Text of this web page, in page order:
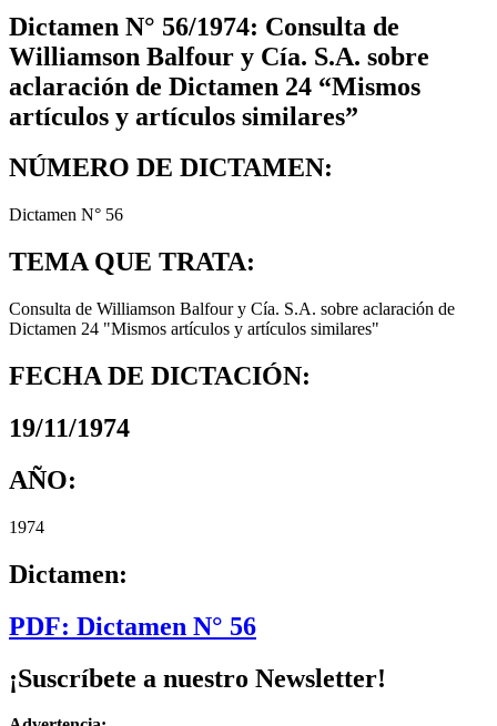
Dictamen N° 56/1974: Consulta de
Williamson Balfour y Cía. S.A. sobre
aclaración de Dictamen 24 “Mismos
artículos y artículos similares”
NÚMERO DE DICTAMEN:
Dictamen N° 56
TEMA QUE TRATA:
Consulta de Williamson Balfour y Cía. S.A. sobre aclaración de
Dictamen 24 "Mismos artículos y artículos similares"
FECHA DE DICTACIÓN:
19/11/1974
AÑO:
1974
Dictamen:
PDF: Dictamen N° 56
¡Suscríbete a nuestro Newsletter!